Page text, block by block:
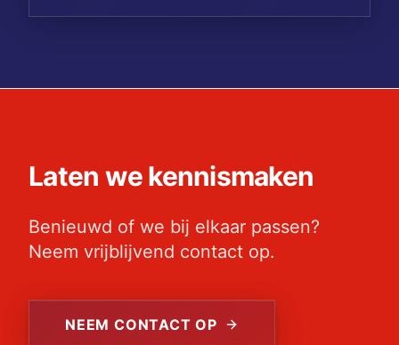
Laten we kennismaken
Benieuwd of we bij elkaar passen?
Neem vrijblijvend contact op.
NEEM CONTACT OP